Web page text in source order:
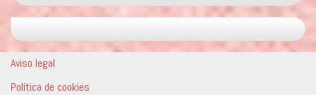
Aviso legal
Política de cookies